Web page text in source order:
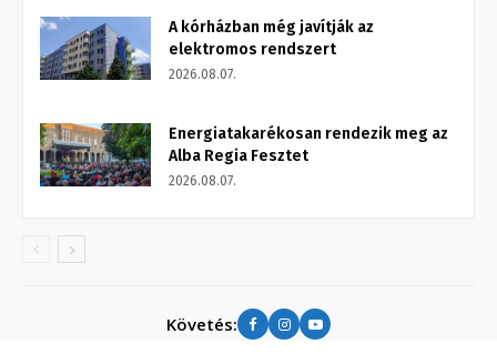
A kórházban még javítják az
elektromos rendszert
2026.08.07.
Energiatakarékosan rendezik meg az
Alba Regia Fesztet
2026.08.07.
Követés: